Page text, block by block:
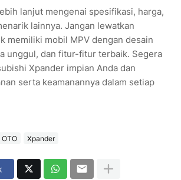
lanjut mengenai spesifikasi, harga,
lainnya. Jangan lewatkan
memiliki mobil MPV dengan desain
unggul, dan fitur-fitur terbaik. Segera
Xpander impian Anda dan
serta keamanannya dalam setiap
OTO Xpander